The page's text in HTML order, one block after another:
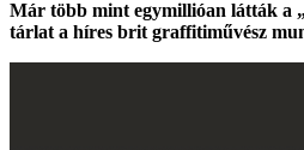
Már több mint egymillióan látták a
tárlat a híres brit graffitiművész